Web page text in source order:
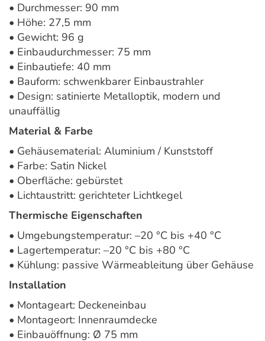
• Durchmesser: 90 mm
• Höhe: 27,5 mm
• Gewicht: 96 g
• Einbaudurchmesser: 75 mm
• Einbautiefe: 40 mm
• Bauform: schwenkbarer Einbaustrahler
• Design: satinierte Metalloptik, modern und
unauffällig
Material & Farbe
• Gehäusematerial: Aluminium / Kunststoff
• Farbe: Satin Nickel
• Oberfläche: gebürstet
• Lichtaustritt: gerichteter Lichtkegel
Thermische Eigenschaften
• Umgebungstemperatur: –20 °C bis +40 °C
• Lagertemperatur: –20 °C bis +80 °C
• Kühlung: passive Wärmeableitung über Gehäuse
Installation
• Montageart: Deckeneinbau
• Montageort: Innenraumdecke
• Einbauöffnung: Ø 75 mm